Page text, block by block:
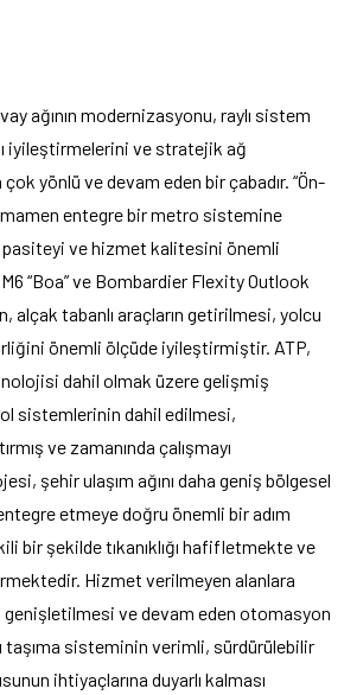
ağının modernizasyonu, raylı sistem
iyileştirmelerini ve stratejik ağ
yönlü ve devam eden bir çabadır. “Ön-
entegre bir metro sistemine
ve hizmet kalitesini önemli
M6 “Boa” ve Bombardier Flexity Outlook
alçak tabanlı araçların getirilmesi, yolcu
önemli ölçüde iyileştirmiştir. ATP,
dahil olmak üzere gelişmiş
sistemlerinin dahil edilmesi,
ve zamanında çalışmayı
şehir ulaşım ağını daha geniş bölgesel
etmeye doğru önemli bir adım
bir şekilde tıkanıklığı hafifletmekte ve
Hizmet verilmeyen alanlara
genişletilmesi ve devam eden otomasyon
sisteminin verimli, sürdürülebilir
ihtiyaçlarına duyarlı kalması